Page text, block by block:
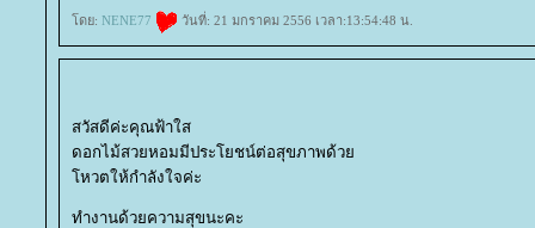
ดย: NENE77 วันที่: 21 มกราคม 2556 เวลา:13:54:48 น.
สวัสดีค่ะคุณฟ้าใส
ดอกไม้สวยหอมมีประโยชน์ต่อสุขภาพด้ว
หวตให้กำลังใจค่ะ
ทำงานด้วยความสุขนะคะ